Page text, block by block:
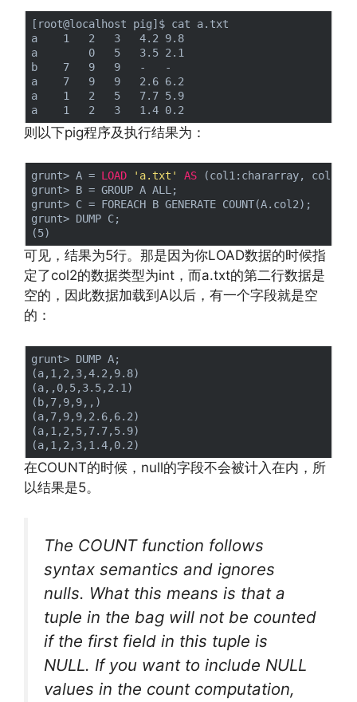
[root@localhost pig]$ cat a.txt
a    1   2   3   4.2 9.8
a        0   5   3.5 2.1
b    7   9   9   -   -
a    7   9   9   2.6 6.2
a    1   2   5   7.7 5.9
则以下pig程序及执行结果为：
grunt> A = LOAD 'a.txt' AS (col1:chararray, col2:
grunt> B = GROUP A ALL;
grunt> C = FOREACH B GENERATE COUNT(A.col2);
grunt> DUMP C;
可见，结果为5行。那是因为你LOAD数据的时候指
定了col2的数据类型为int，而a.txt的第二行数据是
空的，因此数据加载到A以后，有一个字段就是空
的：
grunt> DUMP A;
(a,1,2,3,4.2,9.8)
(a,,0,5,3.5,2.1)
(b,7,9,9,,)
(a,7,9,9,2.6,6.2)
(a,1,2,5,7.7,5.9)
在COUNT的时候，null的字段不会被计入在内，所
以结果是5。
The COUNT function follows
syntax semantics and ignores
nulls. What this means is that a
tuple in the bag will not be counted
if the first field in this tuple is
NULL. If you want to include NULL
values in the count computation,